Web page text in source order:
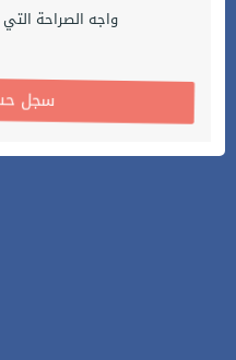
واجه الصراحة
! سجل